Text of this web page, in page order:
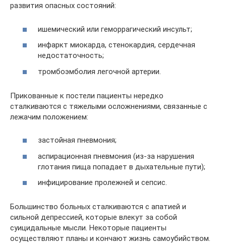
развития опасных состояний:
ишемический или геморрагический инсульт;
инфаркт миокарда, стенокардия, сердечная
недостаточность;
тромбоэмболия легочной артерии.
Прикованные к постели пациенты нередко
сталкиваются с тяжелыми осложнениями, связанные с
лежачим положением:
застойная пневмония;
аспирационная пневмония (из-за нарушения
глотания пища попадает в дыхательные пути);
инфицирование пролежней и сепсис.
Большинство больных сталкиваются с апатией и
сильной депрессией, которые влекут за собой
суицидальные мысли. Некоторые пациенты
осуществляют планы и кончают жизнь самоубийством.